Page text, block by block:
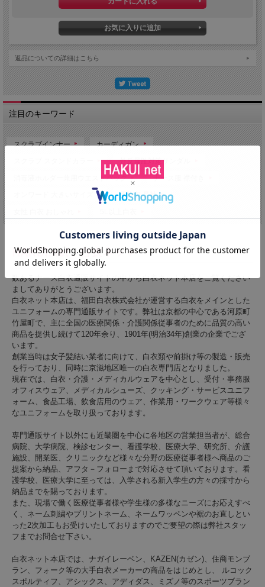
返品についての詳細はこちら
注目のキーワード
スクラブインナー カーディガン
外反母趾対策サンダル
消毒液ホルダー兼用ウエストバッグ ナース服 襟付き
予防衣 長袖
数あるナース白衣通販サイトの中から白衣ネット本店をご覧ください
ましてありがとうございます。
白衣ネット本店は、福田白衣株式会社が運営する白衣をメインとした
ユニフォームの専門通販サイトです。弊社は京都の中心である河原町
竹屋町で、主に全国の医療関係・介護関係従事者のために品質の高い
商品を提供し続けて120年余り、1901年(明治34年)創業の企業でござ
います。
創業当時は女子髪結い業者に向けて、白衣類や前掛け等の製造・販売
を行っており、同時に京滋地区唯一の白衣専門店となりました。
現在では、白衣・介護・メディカルウェアを中心とし、受付・事務服
オフィスウェア、メディカルシューズ、クッキング・サービスユニフ
ォーム、食品工場、飲食店用のウェア、作業用・ワークウェア等様々
なユニフォームを取り扱っております。
専門通販サイト以外にも近畿圏を中心に各地区の営業担当者が、総合
病院、大学病院、検診センター、看護学校、医療大学、研究所、介護
施設、開業医、クリニックなど様々な分野の医療従事者様へ商品のご
提案から納品、アフタ－フォローまで対応させて頂いております。看
護学校、医療大学に至っては、入学される新入学生の方々の採寸から
納品までを賜っております。
また、現場で働く医療従事者様や学生様の多様なニーズにお応えすべ
く、ネーム刺繍やプリントネーム、ネームワッペンや裾のお直しとい
った2次加工もお受けいたしておりますのでご要望の際は弊社スタッ
フまでお問合せ下さい。
白衣ネット本店では、ナガイレーベン、KAZEN(カゼン)、住商モンブ
ラン、フォーク等の大手白衣メーカーの商品をはじめとし、 ルコック
スポルティフ、アシックス、アディダス、ミズノ等のスポーツブラン